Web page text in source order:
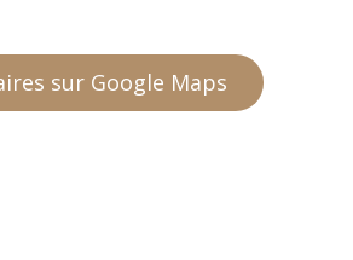
sur Google Maps